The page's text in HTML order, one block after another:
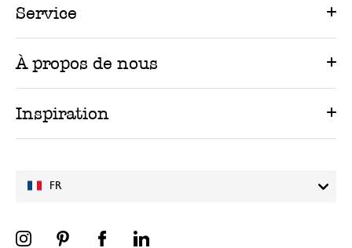
FR
Service
À propos de nous
Inspiration